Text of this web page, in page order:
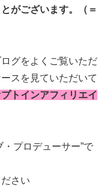
がございます。（＝
グをよくご覧いただ
スを見ていただいて
トインアフィリエイ
プロデューサー”で
さい